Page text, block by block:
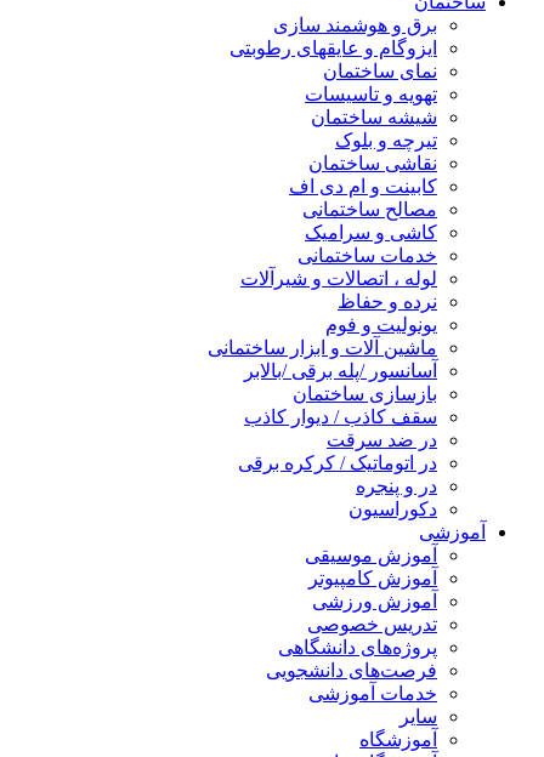
برق و هوشمند سازی
ایزوگام و عایقهای رطوبتی
نمای ساختمان
تهویه و تاسیسات
شیشه ساختمان
تیرچه و بلوک
نقاشی ساختمان
کابینت و ام دی اف
مصالح ساختمانی
کاشی و سرامیک
خدمات ساختمانی
لوله ، اتصالات و شیرآلات
نرده و حفاظ
یونولیت و فوم
ماشین آلات و ابزار ساختمانی
آسانسور /پله برقی /بالابر
بازسازی ساختمان
سقف کاذب / دیوار کاذب
در ضد سرقت
در اتوماتیک / کرکره برقی
در و پنجره
دکوراسیون
آموزشی
آموزش موسیقی
آموزش کامپیوتر
آموزش ورزشی
تدریس خصوصی
پروژه‌های دانشگاهی
فرصت‌های دانشجویی
خدمات آموزشی
سایر
آموزشگاه